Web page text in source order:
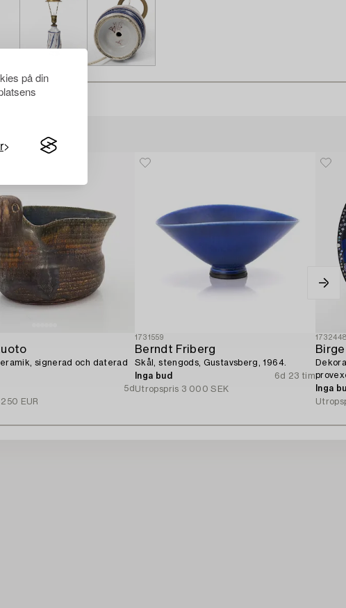
på din
signerad och daterad
5d
250 EUR
1731559
Berndt Friberg
Skål, stengods, Gustavsberg, 1964.
Inga bud
6d 23 tim
Utropspris 3 000 SEK
Inga